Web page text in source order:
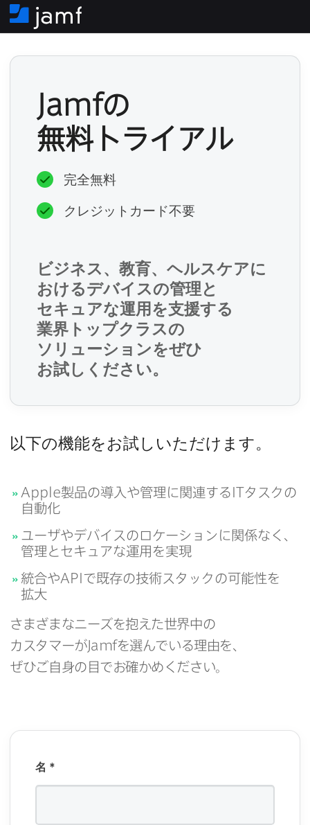
ホ
ー
Jamfの​
無料トライアル
完全無料
クレジットカード不要
ビジネス、​教育、​ヘルスケアに​
おける​デバイスの​管理と​
セキュアな​運用を​支援する​
業界トップクラスの​
ソリューションを​ぜひ​
お試しください。
名 *
必
必
須
必
必
須
必
必
以下の​機能を​お試しいただけます。
Apple製品の​導入や​管理に​関連する ITタスクの​
自動化
ユーザや​デバイスの​ロケーションに​関係なく、​
管理と​セキュアな​運用を​実現
統合やAPI で​既存の​技術スタックの​可能性を​
拡大
さまざまな​ニーズを​抱えた​世界中の​
カスタマーがJamfを​選んでいる​理由を、
ぜひご自身の​目で​お確かめください。